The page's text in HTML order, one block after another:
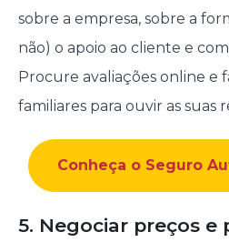
sobre a empresa, sobre a
não) o apoio ao cliente e
Procure avaliações online e
familiares para ouvir as suas
Conheça o Seguro
5. Negociar preços e